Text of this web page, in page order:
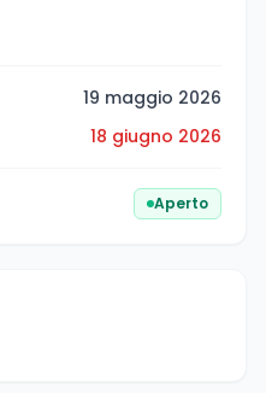
19 maggio 2026
18 giugno 2026
Aperto